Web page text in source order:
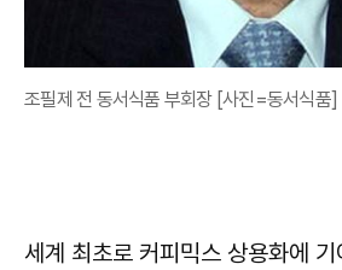
조필제 전 동서식품 부회장 [사진=동서식품]
세계 최초로 커피믹스 상용화에